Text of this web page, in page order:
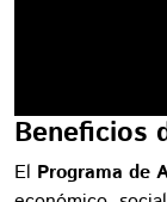
Beneficios
El Programa de